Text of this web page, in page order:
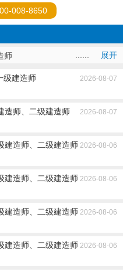
008-8650
展开
师
上海市 天津市
山西省
甘肃省 青海省 宁夏 新疆 香
港口与航道 市政
级建造师
2026-08-07
造师、二级建造师
2026-08-07
建造师、二级建造师 2026-08-06
建造师、二级建造师 2026-08-06
建造师、二级建造师 2026-08-06
建造师、二级建造师 2026-08-06